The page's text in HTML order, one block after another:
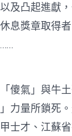
凸起進獻，
息獎章取得
氣」與牛土
力量所鎖死
士才、江蘇